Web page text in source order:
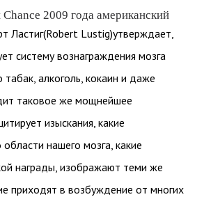
2009 года американский
Ластиг(Robert Lustig)утверждает,
систему вознаграждения мозга
алкоголь, кокаин и даже
таковое же мощнейшее
изыскания, какие
нашего мозга, какие
награды, изображают теми же
приходят в возбуждение от многих